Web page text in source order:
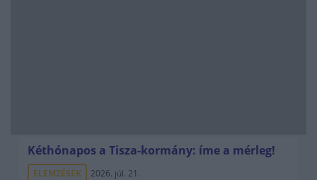
Kéthónapos a Tisza-kormány: íme a mérleg!
ELEMZÉSEK 2026. júl. 21.